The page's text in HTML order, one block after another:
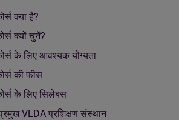
क्या है?
क्यों चुनें?
के लिए आवश्यक योग्यता
की फीस
के लिए सिलेबस
VLDA प्रशिक्षण संस्थान